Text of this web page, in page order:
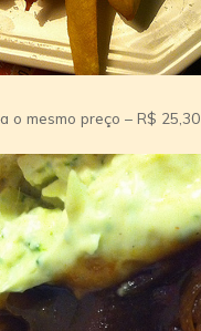
o mesmo preço – R$ 25,30